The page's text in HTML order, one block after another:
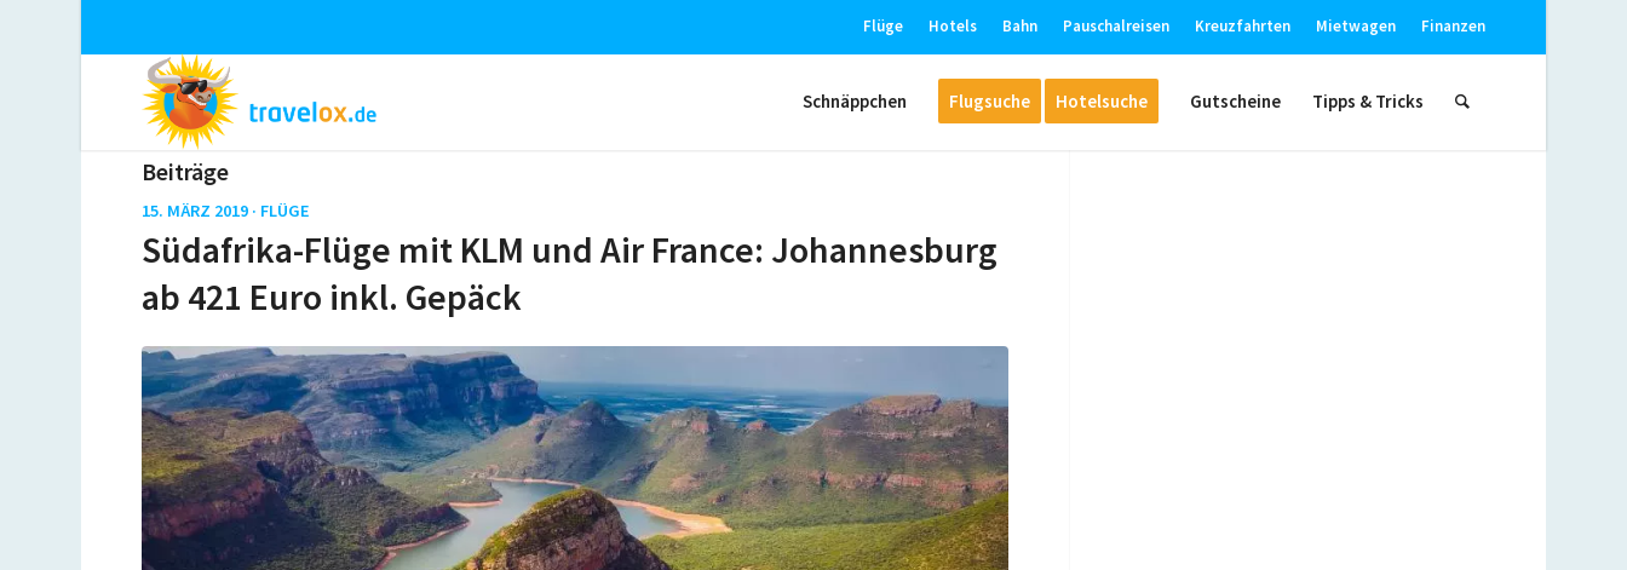
Flüge Hotels Bahn Pauschalreisen Kreuzfahrten Mietwagen Finanzen
Schnäppchen Flugsuche Hotelsuche Gutscheine Tipps & Tricks
Beiträge
15. MÄRZ 2019 · FLÜGE
Südafrika-Flüge mit KLM und Air France: Johannesburg
ab 421 Euro inkl. Gepäck